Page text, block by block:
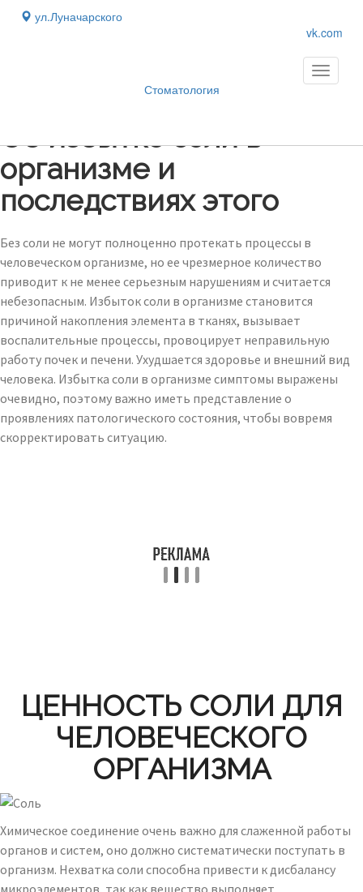
ул.Луначарского
vk.com
Стоматология
Toggle
Об избытке соли в
организме и
последствиях этого
Без соли не могут полноценно протекать процессы в
человеческом организме, но ее чрезмерное количество
приводит к не менее серьезным нарушениям и считается
небезопасным. Избыток соли в организме становится
причиной накопления элемента в тканях, вызывает
воспалительные процессы, провоцирует неправильную
работу почек и печени. Ухудшается здоровье и внешний вид
человека. Избытка соли в организме симптомы выражены
очевидно, поэтому важно иметь представление о
проявлениях патологического состояния, чтобы вовремя
скорректировать ситуацию.
ЦЕННОСТЬ СОЛИ ДЛЯ
ЧЕЛОВЕЧЕСКОГО
ОРГАНИЗМА
Химическое соединение очень важно для слаженной работы
органов и систем, оно должно систематически поступать в
организм. Нехватка соли способна привести к дисбалансу
микроэлементов, так как вещество выполняет